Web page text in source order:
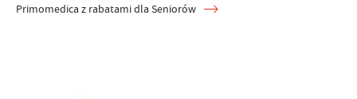
Primomedica z rabatami dla Seniorów